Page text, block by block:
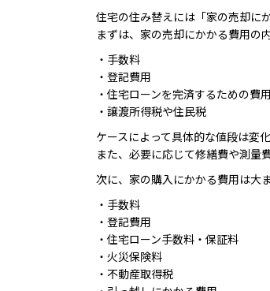
住宅の住み替えには「家の売却に
まずは、家の売却にかかる費用の
・手数料
・登記費用
・住宅ローンを完済するための費用
・譲渡所得税や住民税
ケースによって具体的な値段は変
また、必要に応じて修繕費や測量
次に、家の購入にかかる費用は大
・手数料
・登記費用
・住宅ローン手数料・保証料
・火災保険料
・不動産取得税